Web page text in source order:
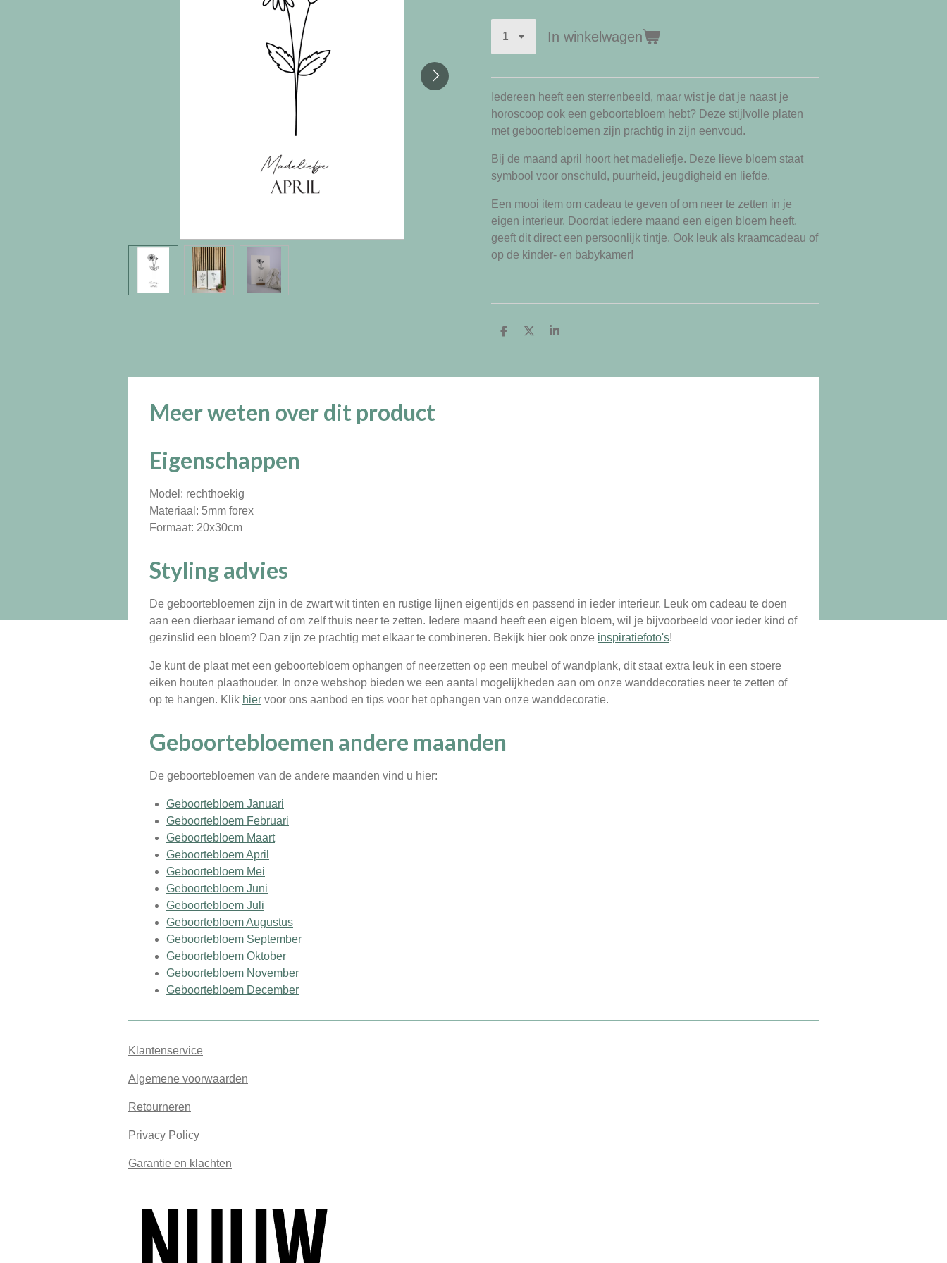
In winkelwagen
Iedereen heeft een sterrenbeeld, maar wist je dat je naast je
horoscoop ook een geboortebloem hebt? Deze stijlvolle platen
met geboortebloemen zijn prachtig in zijn eenvoud.
Bij de maand april hoort het madeliefje. Deze lieve bloem staat
symbool voor onschuld, puurheid, jeugdigheid en liefde.
Een mooi item om cadeau te geven of om neer te zetten in je
eigen interieur. Doordat iedere maand een eigen bloem heeft,
geeft dit direct een persoonlijk tintje. Ook leuk als kraamcadeau of
op de kinder- en babykamer!
D
n
D
S
e
Meer weten over dit product
Eigenschappen
Model: rechthoekig
Materiaal: 5mm forex
Formaat: 20x30cm
Styling advies
De geboortebloemen zijn in de zwart wit tinten en rustige lijnen eigentijds en passend in ieder interieur. Leuk om cadeau te doen
aan een dierbaar iemand of om zelf thuis neer te zetten. Iedere maand heeft een eigen bloem, wil je bijvoorbeeld voor ieder kind of
gezinslid een bloem? Dan zijn ze prachtig met elkaar te combineren. Bekijk hier ook onze inspiratiefoto's!
Je kunt de plaat met een geboortebloem ophangen of neerzetten op een meubel of wandplank, dit staat extra leuk in een stoere
eiken houten plaathouder. In onze webshop bieden we een aantal mogelijkheden aan om onze wanddecoraties neer te zetten of
op te hangen. Klik hier voor ons aanbod en tips voor het ophangen van onze wanddecoratie.
Geboortebloemen andere maanden
De geboortebloemen van de andere maanden vind u hier:
Geboortebloem Januari
Geboortebloem Februari
Geboortebloem Maart
Geboortebloem April
Geboortebloem Mei
Geboortebloem Juni
Geboortebloem Juli
Geboortebloem Augustus
Geboortebloem September
Geboortebloem Oktober
Geboortebloem November
Geboortebloem December
Klantenservice
Algemene voorwaarden
Retourneren
Privacy Policy
Garantie en klachten